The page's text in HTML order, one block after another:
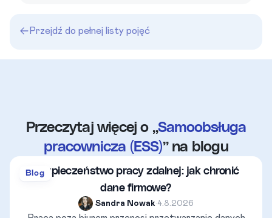
Przejdź do pełnej listy pojęć
Przeczytaj więcej o „Samoobsługa
pracownicza (ESS)” na blogu
Blog
Bezpieczeństwo pracy zdalnej: jak chronić
dane firmowe?
Sandra Nowak•4.8.2026